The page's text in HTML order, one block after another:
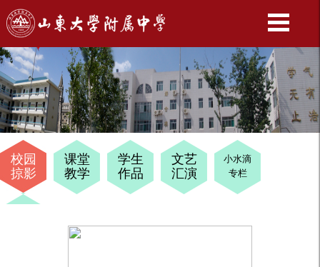
校园
掠影
课堂
教学
学生
作品
文艺
汇演
小水滴
专栏